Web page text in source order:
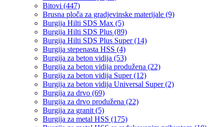
Bitovi (447)
Brusna ploča za gradjevinske materijale (9)
Burgija Hilti SDS Max (5)
Burgija Hilti SDS Plus (89)
Burgija Hilti SDS Plus Super(14)
Burgija stepenasta HSS (4)
Burgija za beton vidija (53)
Burgija za beton vidija produžena (22)
Burgija za beton vidija Super(12)
Burgija za beton vidija Universal Super(2)
Burgija za drvo (69)
Burgija za drvo produžena (22)
Burgija za granit (5)
Burgija za metal HSS (175)